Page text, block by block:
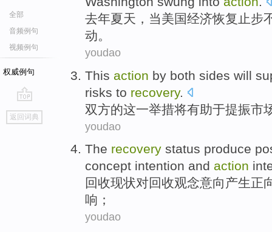
全部
音频例句
视频例句
权威例句
go
top
返回词典
去年夏天 ， 当美国经济恢复 止步
动。
youdao
This action by both sides will
risks to recovery.
双方的这一举措将有助于提振市
youdao
The recovery status produce
concept intention and action
回收现状对回收观念意向产生正
响 ；
youdao